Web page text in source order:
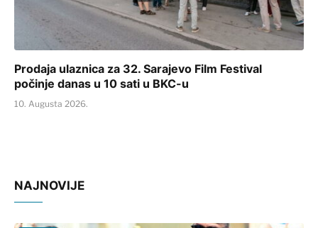
Prodaja ulaznica za 32. Sarajevo Film Festival
počinje danas u 10 sati u BKC-u
10. Augusta 2026.
NAJNOVIJE